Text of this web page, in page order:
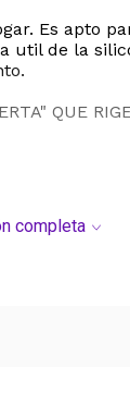
Es
de la
QUE
completa